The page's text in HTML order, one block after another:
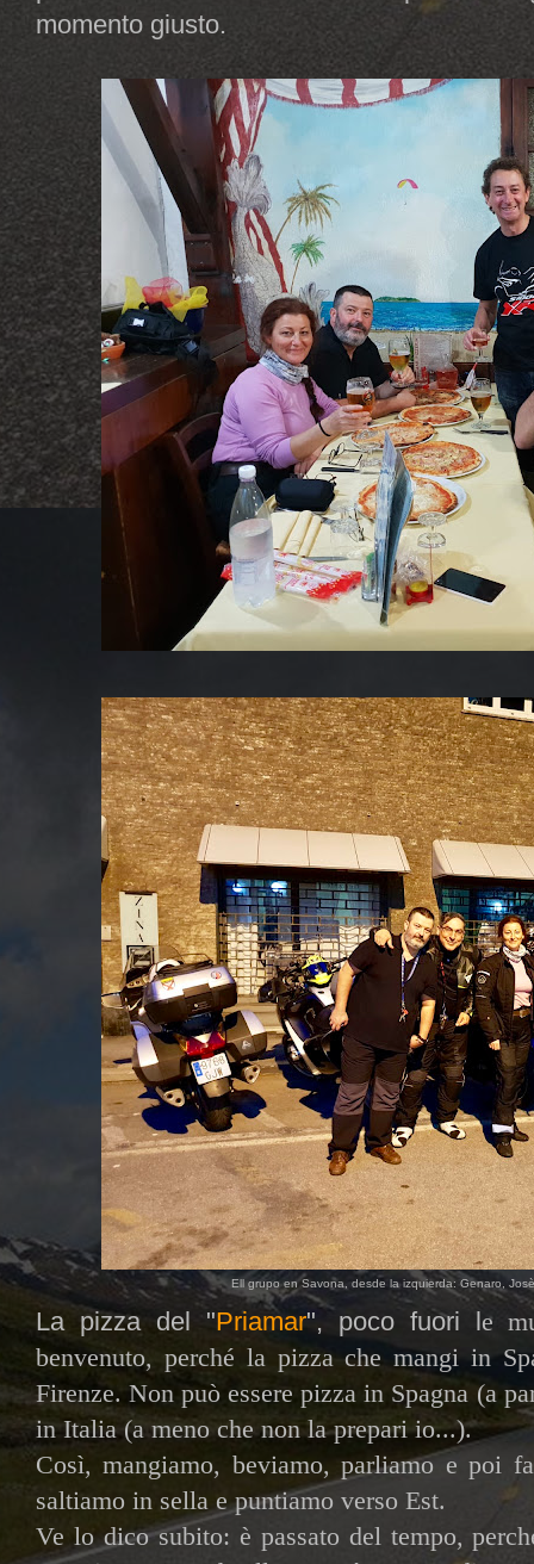
momento giusto.
Ell grupo en Savona, desde la izquierda: Genaro,
La pizza del "Priamar", poco fuori l e
benvenuto, perché la pizza che mangi in
Firenze. Non può essere pizza in Spagna (a
in Italia (a meno che non la prepari io...).
Così, mangiamo, beviamo, parliamo e poi
saltiamo in sella e puntiamo verso Est.
Ve lo dico subito: è passato del tempo,